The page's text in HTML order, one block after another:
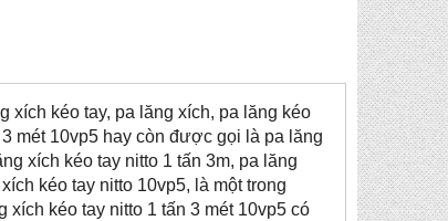
xích kéo tay, pa lăng xích, pa lăng kéo
mét 10vp5 hay còn được gọi là pa lăng
xích kéo tay nitto 1 tấn 3m, pa lăng
kéo tay nitto 10vp5, là một trong
kéo tay nitto 1 tấn 3 mét 10vp5 có